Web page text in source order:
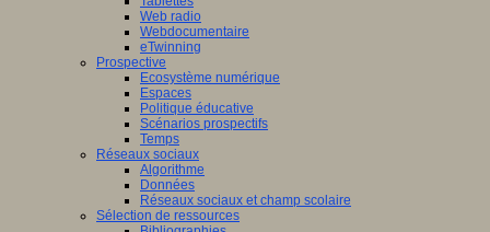
Web radio
Webdocumentaire
eTwinning
Prospective
Ecosystème numérique
Espaces
Politique éducative
Scénarios prospectifs
Temps
Réseaux sociaux
Algorithme
Données
Réseaux sociaux et champ scolaire
Sélection de ressources